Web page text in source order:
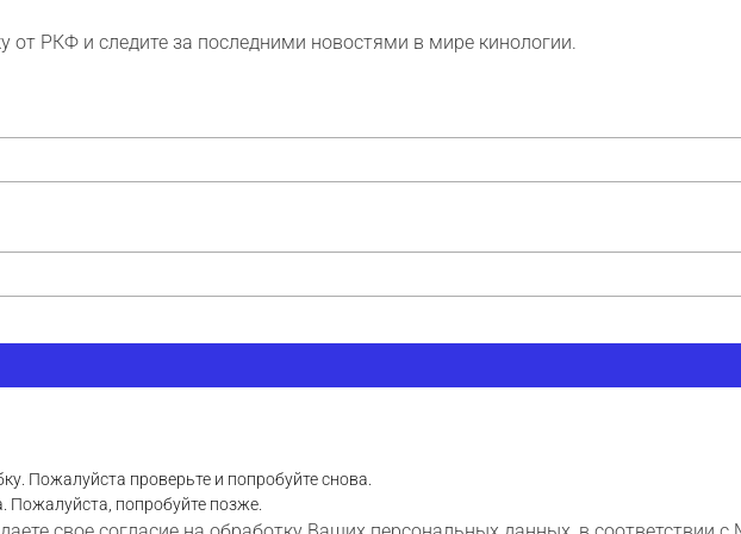
от РКФ и следите за последними новостями в мире кинологии.
Пожалуйста проверьте и попробуйте снова.
попробуйте позже.